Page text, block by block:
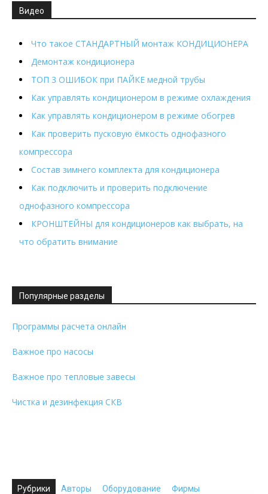
Видео
Что такое СТАНДАРТНЫЙ монтаж КОНДИЦИОНЕРА
Демонтаж кондиционера
ТОП 3 ОШИБОК при ПАЙКЕ медной трубы
Как управлять кондиционером в режиме охлаждения
Как управлять кондиционером в режиме обогрев
Как проверить пусковую ёмкость однофазного
компрессора
Состав зимнего комплекта для кондиционера
Как подключить и проверить подключение
однофазного компрессора
КРОНШТЕЙНЫ для кондиционеров как выбрать, на
что обратить внимание
Популярные разделы
Программы расчета онлайн
Важное про насосы
Важное про тепловые завесы
Чистка и дезинфекция СКВ
Рубрики Авторы Оборудование Фирмы